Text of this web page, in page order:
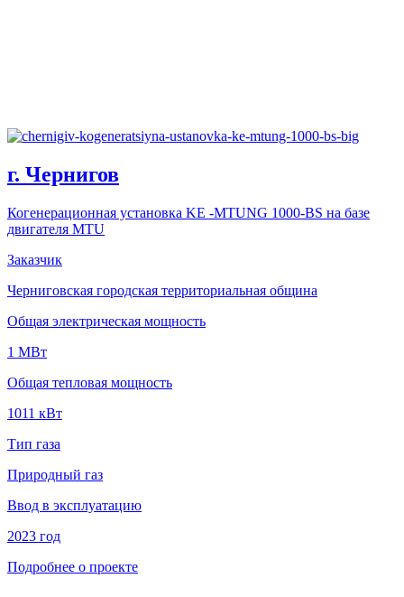
г. Чернигов
Когенерационная установка KE -MTUNG 1000-BS на базе
двигателя MTU
Заказчик
Черниговская городская территориальная община
Общая электрическая мощность
1 MВт
Общая тепловая мощность
1011 кВт
Тип газа
Природный газ
Ввод в эксплуатацию
2023 год
Подробнее о проекте